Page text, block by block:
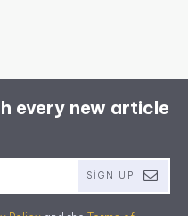
every new article
SIGN UP